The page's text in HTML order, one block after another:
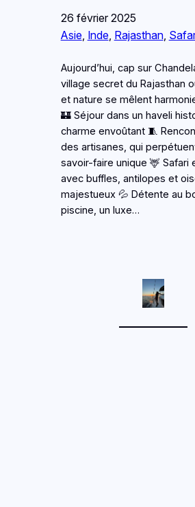
26 février 2025
Asie, Inde, Rajasthan,
Aujourd’hui, cap sur
village secret du Rajasthan
et nature se mêlent
🏰 Séjour dans un haveli
charme envoûtant 🧵
des artisanes, qui
savoir-faire unique 🦌 Safari
avec buffles, antilopes et
majestueux 💦 Détente au
piscine, un luxe…